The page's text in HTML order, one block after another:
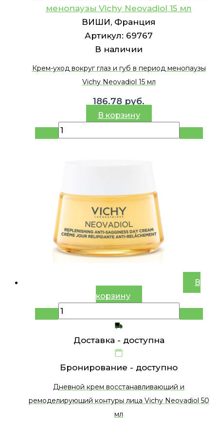
менопаузы Vichy Neovadiol 15 мл
ВИШИ, Франция
Артикул: 69767
В наличии
Крем-уход вокруг глаз и губ в период менопаузы
Vichy Neovadiol 15 мл
186.78 руб.
В корзину
В
корзину
Доставка - доступна
Бронирование - доступно
Дневной крем восстанавливающий и
ремоделирующий контуры лица Vichy Neovadiol 50
мл